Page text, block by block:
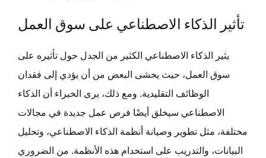
تأثير الذكاء الاصطناعي على سوق العمل
يثير الذكاء الاصطناعي الكثير من الجدل حول تأثيره على
سوق العمل، حيث يخشى البعض من أن يؤدي إلى فقدان
الوظائف التقليدية. ومع ذلك، يرى الخبراء أن الذكاء
الاصطناعي سيخلق أيضًا فرص عمل جديدة في مجالات
مختلفة، مثل تطوير وصيانة أنظمة الذكاء الاصطناعي، وتحليل
البيانات، والتدريب على استخدام هذه الأنظمة. من الضروري